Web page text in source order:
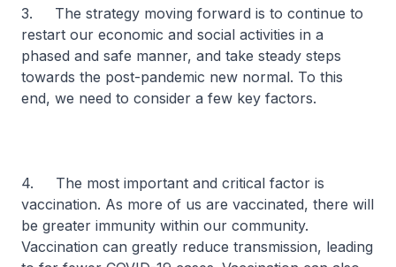
3. The strategy moving forward is to continue to
restart our economic and social activities in a
phased and safe manner, and take steady steps
towards the post-pandemic new normal. To this
end, we need to consider a few key factors.
4. The most important and critical factor is
vaccination. As more of us are vaccinated, there will
be greater immunity within our community.
Vaccination can greatly reduce transmission, leading